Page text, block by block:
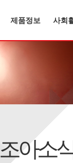
제품정보 사회
조아소